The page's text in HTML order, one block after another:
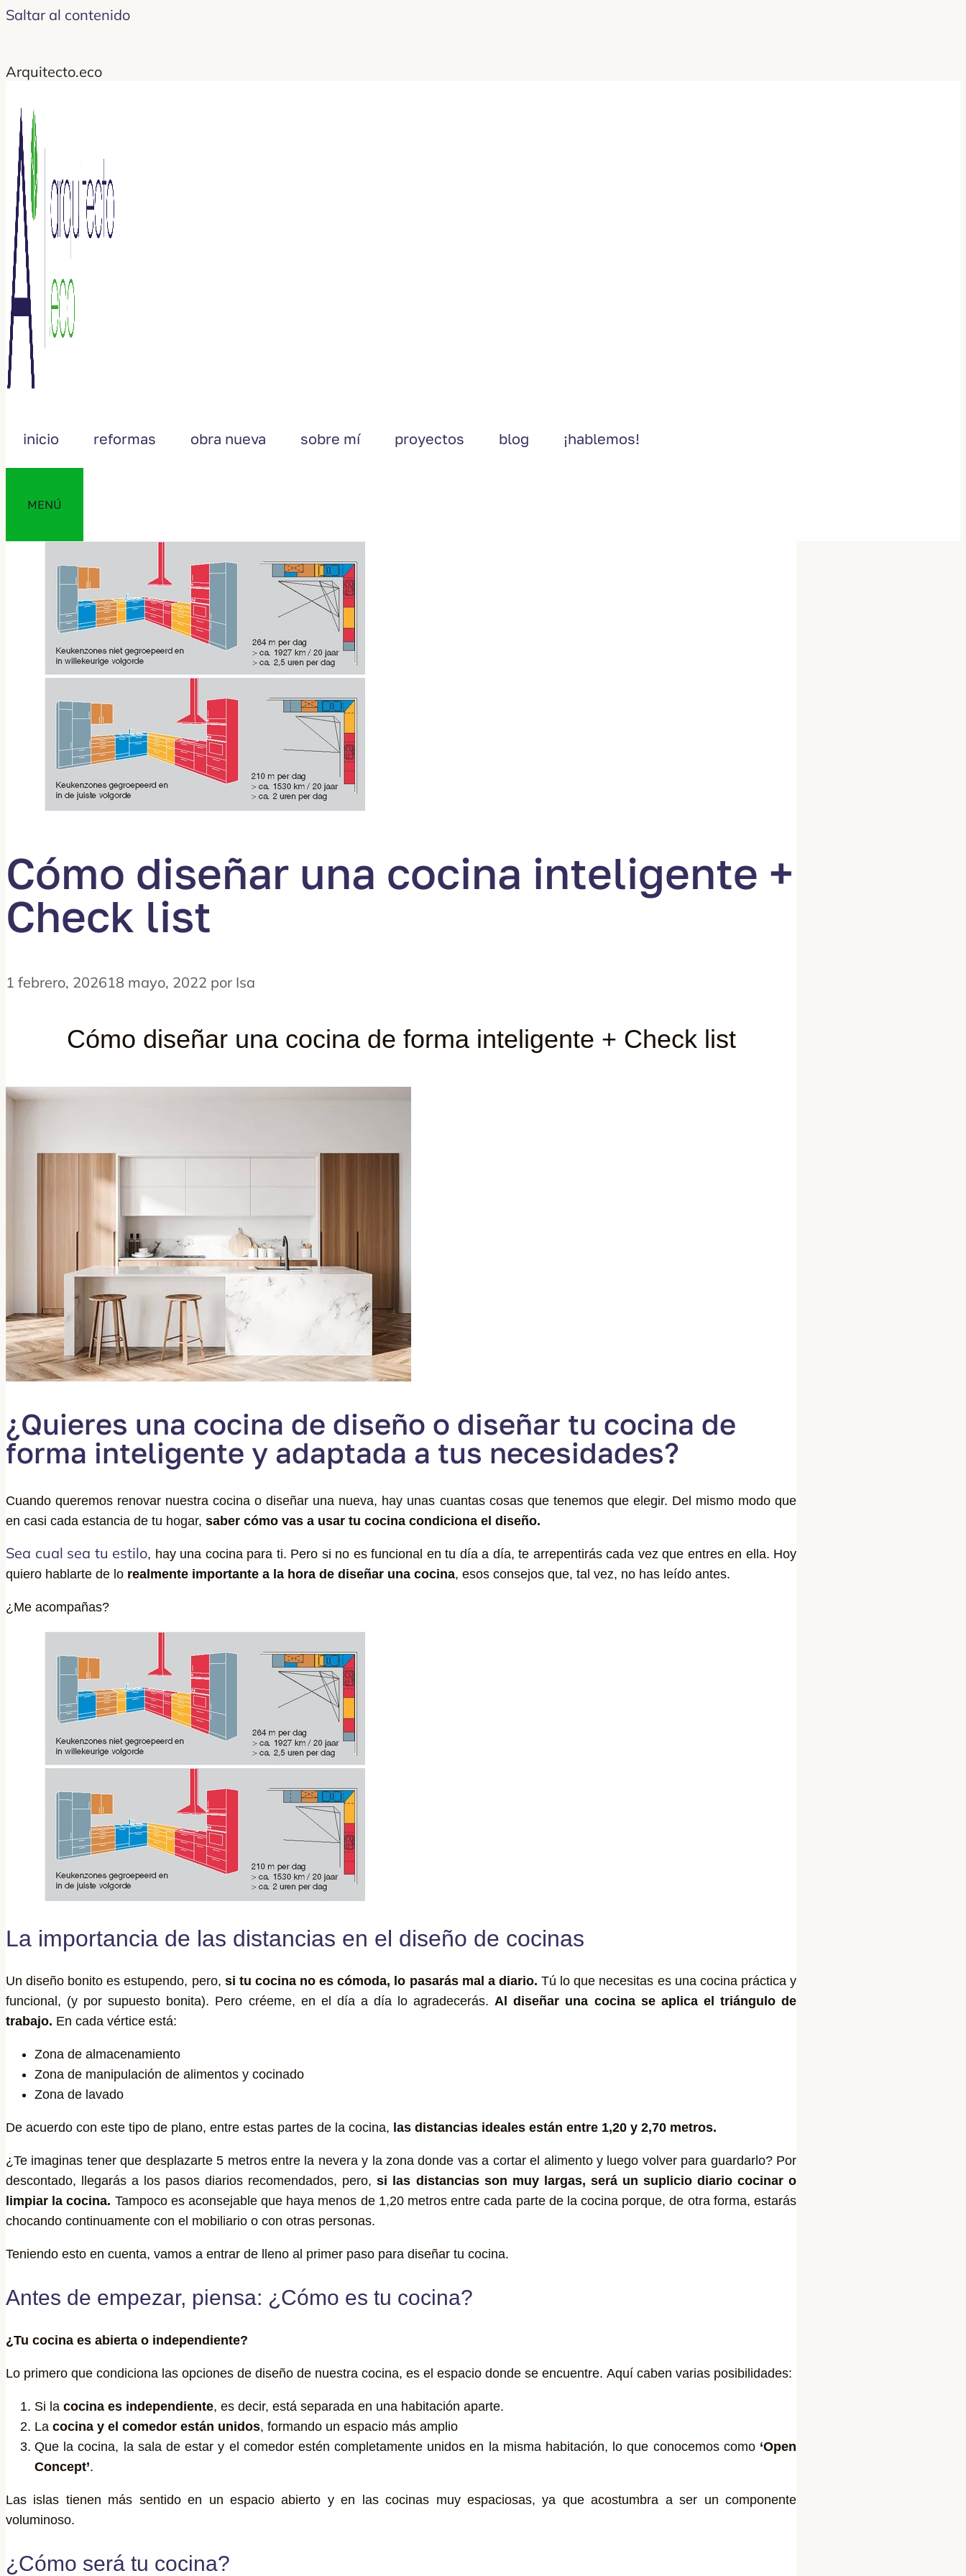
Saltar al contenido
Arquitecto.eco
inicio reformas obra nueva sobre mí proyectos blog ¡hablemos!
MENÚ
Cómo diseñar una cocina inteligente +
Check list
1 febrero, 202618 mayo, 2022 por Isa
Cómo diseñar una cocina de forma inteligente + Check list
¿Quieres una cocina de diseño o diseñar tu cocina de
forma inteligente y adaptada a tus necesidades?
Cuando queremos renovar nuestra cocina o diseñar una nueva, hay unas cuantas cosas que tenemos que elegir. Del mismo modo que
en casi cada estancia de tu hogar, saber cómo vas a usar tu cocina condiciona el diseño.
Sea cual sea tu estilo, hay una cocina para ti. Pero si no es funcional en tu día a día, te arrepentirás cada vez que entres en ella. Hoy
quiero hablarte de lo realmente importante a la hora de diseñar una cocina, esos consejos que, tal vez, no has leído antes.
¿Me acompañas?
La importancia de las distancias en el diseño de cocinas
Un diseño bonito es estupendo, pero, si tu cocina no es cómoda, lo pasarás mal a diario. Tú lo que necesitas es una cocina práctica y
funcional, (y por supuesto bonita). Pero créeme, en el día a día lo agradecerás. Al diseñar una cocina se aplica el triángulo de
trabajo. En cada vértice está:
Zona de almacenamiento
Zona de manipulación de alimentos y cocinado
Zona de lavado
De acuerdo con este tipo de plano, entre estas partes de la cocina, las distancias ideales están entre 1,20 y 2,70 metros.
¿Te imaginas tener que desplazarte 5 metros entre la nevera y la zona donde vas a cortar el alimento y luego volver para guardarlo? Por
descontado, llegarás a los pasos diarios recomendados, pero, si las distancias son muy largas, será un suplicio diario cocinar o
limpiar la cocina. Tampoco es aconsejable que haya menos de 1,20 metros entre cada parte de la cocina porque, de otra forma, estarás
chocando continuamente con el mobiliario o con otras personas.
Teniendo esto en cuenta, vamos a entrar de lleno al primer paso para diseñar tu cocina.
Antes de empezar, piensa: ¿Cómo es tu cocina?
¿Tu cocina es abierta o independiente?
Lo primero que condiciona las opciones de diseño de nuestra cocina, es el espacio donde se encuentre. Aquí caben varias posibilidades:
Si la cocina es independiente, es decir, está separada en una habitación aparte.
La cocina y el comedor están unidos, formando un espacio más amplio
Que la cocina, la sala de estar y el comedor estén completamente unidos en la misma habitación, lo que conocemos como ‘Open
Concept’.
Las islas tienen más sentido en un espacio abierto y en las cocinas muy espaciosas, ya que acostumbra a ser un componente
voluminoso.
¿Cómo será tu cocina?